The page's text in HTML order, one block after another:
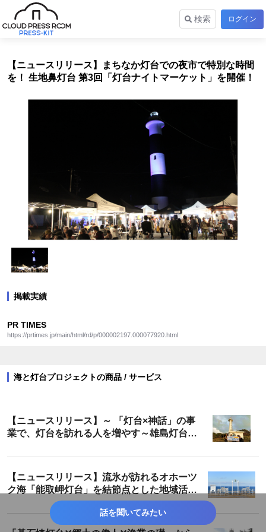
検索 ログイン
【ニュースリリース】まちなか灯台での夜市で特別な時間
を！ 生地鼻灯台 第3回「灯台ナイトマーケット」を開催！
掲載実績
PR TIMES
https://prtimes.jp/main/html/rd/p/000002197.000077920.html
海と灯台プロジェクトの商品 / サービス
【ニュースリリース】～ 「灯台×神話」の事
業で、灯台を訪れる人を増やす～雄島灯台散
【ニュースリリース】流氷が訪れるオホーツ
ク海「能取岬灯台」を結節点とした地域活性
化 「願いを叶える鐘」「ホタテ貝の絵馬」の
設置成果報告
話を聞いてみたい